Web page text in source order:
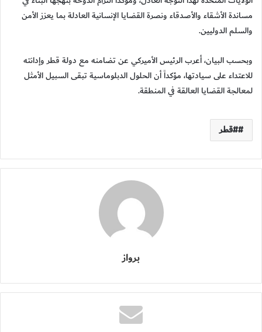
مساندة الأشقاء والأصدقاء ونصرة القضايا الإنسانية العادلة بما يعزز الأمن
والسلم الدوليين.
وبحسب البيان، أعرب الرئيس الأميركي عن تضامنه مع دولة قطر وإدانته
للاعتداء على سيادتها، مؤكداً أن الحلول الدبلوماسية تبقى السبيل الأمثل
لمعالجة القضايا العالقة في المنطقة.
#قطر
برواز